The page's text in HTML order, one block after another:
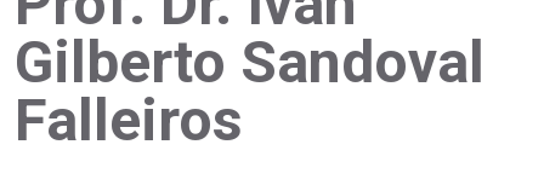
Gilberto Sandoval
Falleiros